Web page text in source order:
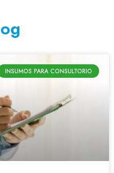
INSUMOS PARA CONSULTORIO